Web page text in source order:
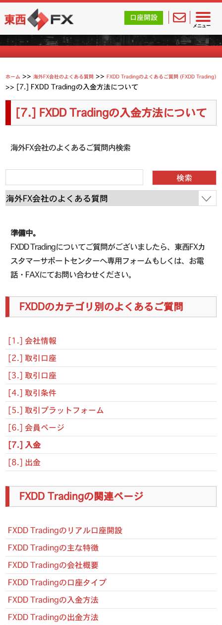
メニュー
東西FX｜海外FX会社（ブローカー）の無料口座開設サポ
口座開設
よくあるご質問
ホーム >>海外FX会社のよくある質問 >>FXDD Tradingのよくあるご質問 (FXDD Trading)
>> [7.] FXDD Tradingの入金方法について
[7.] FXDD Tradingの入金方法について
海外FX会社のよくあるご質問内検索
準備中。
FXDD Tradingについてご質問がございましたら、東西FXカ
スタマーサポートセンターへ専用フォームもしくは、お電
話・FAXにてお問い合わせください。
FXDDのカテゴリ別のよくあるご質問
[1.] 会社情報
[2.] 取引口座
[3.] 取引口座
[4.] 取引条件
[5.] 取引プラットフォーム
[6.] 会員ページ
[7.] 入金
[8.] 出金
FXDD Tradingの関連ページ
FXDD Tradingのリアル口座開設
FXDD Tradingの主な特徴
FXDD Tradingの会社概要
FXDD Tradingの口座タイプ
FXDD Tradingの入金方法
FXDD Tradingの出金方法